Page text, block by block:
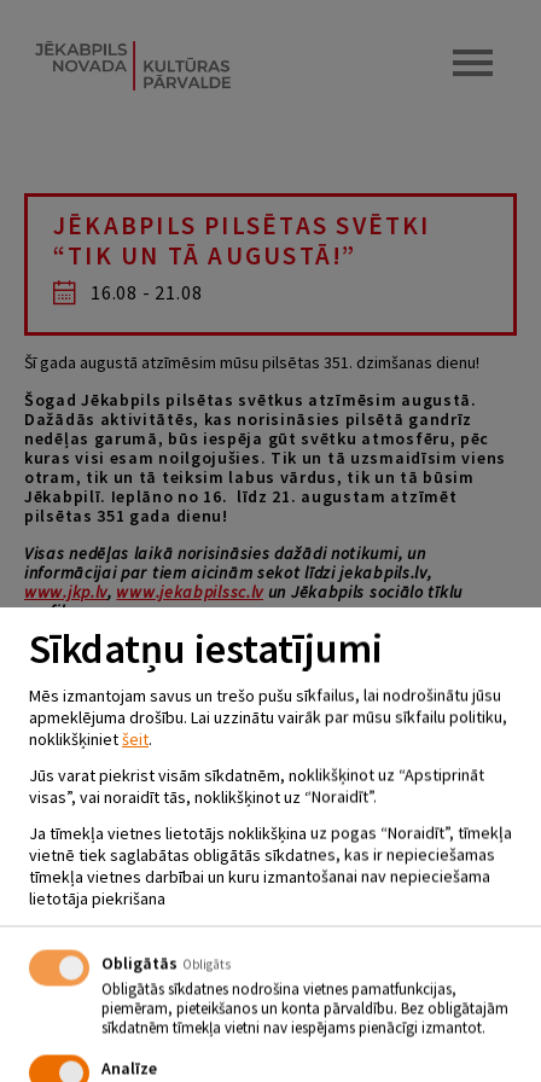
JĒKABPILS PILSĒTAS SVĒTKI
“TIK UN TĀ AUGUSTĀ!”
16.08 - 21.08
Šī gada augustā atzīmēsim mūsu pilsētas 351. dzimšanas dienu!
Šogad Jēkabpils pilsētas svētkus atzīmēsim augustā.
Dažādās aktivitātēs, kas norisināsies pilsētā gandrīz
nedēļas garumā, būs iespēja gūt svētku atmosfēru, pēc
kuras visi esam noilgojušies. Tik un tā uzsmaidīsim viens
otram, tik un tā teiksim labus vārdus, tik un tā būsim
Jēkabpilī. Ieplāno no 16. līdz 21. augustam atzīmēt
pilsētas 351 gada dienu!
Visas nedēļas laikā norisināsies dažādi notikumi, un
informācijai par tiem aicinām sekot līdzi jekabpils.lv,
www.jkp.lv, www.jekabpilssc.lvun Jēkabpils sociālo tīklu
profilos.
Pirmdienas vakarā tiks atklāts vides objekts
“Labklājība”. Objekts tiks atklāts ar klezmeru mūzikas
ansambļa “L’Chaim” koncertu . Rēzeknes instrumentālajā
ansamblī L’Chaim apvienojušies profesionāli mūziķi – Kristaps Višs
(ģitāra), Jevģēņijs Skritņiks (basģitāra), Eduards Geikins-Tolstovs
(perkusijas), Zane Vnacāne ( akordeons). Ebreju tautas mūzikas
izpildītājus dēvē arī par klezmeriem. Klezmers ir mūzikas žanrs, kas
saistīts ar ebreju kultūru un 20. gadsimta sākuma klejojošajiem
mūziķiem.
Otrdienas vakarā īpašā koncertā Mežaparkā uzstāsies
metālpūšaminstrumentu kvintets
“BRASS.EDU”.
“BRASS.EDU” ir vienīgais klasiskais
Latvijā, kurš aktīvi veido dažādas koncertu programmas. Programmā
ir iekļauti dažādu skaņdarbu aranžējumi kvintetam, kā arī
oriģināldarbi kvintetam un viegla džeza mūzika. Mūziķi koncerta laikā
atradīsies laivās, savukārt apmeklētāji aicināti koncertu vērot no
Mežaparka pludmales.
iespējams piedalīties jauniešiem
Sīkdatņu iestatījumi
Mēs izmantojam savus un trešo pušu sīkfailus, lai nodrošinātu jūsu
apmeklējuma drošību. Lai uzzinātu vairāk par mūsu sīkfailu politiku,
noklikšķinietšeit.
Jūs varat piekrist visām sīkdatnēm, noklikšķinot uz “Apstiprināt
visas”, vai noraidīt tās, noklikšķinot uz “Noraidīt”.
Ja tīmekļa vietnes lietotājs noklikšķina uz pogas “Noraidīt”, tīmekļa
vietnē tiek saglabātas obligātās sīkdatnes, kas ir nepieciešamas
tīmekļa vietnes darbībai un kuru izmantošanai nav nepieciešama
lietotāja piekrišana
Obligātās Obligāts
Obligātās sīkdatnes nodrošina vietnes pamatfunkcijas,
piemēram, pieteikšanos un konta pārvaldību. Bez obligātajām
sīkdatnēm tīmekļa vietni nav iespējams pienācīgi izmantot.
Analīze